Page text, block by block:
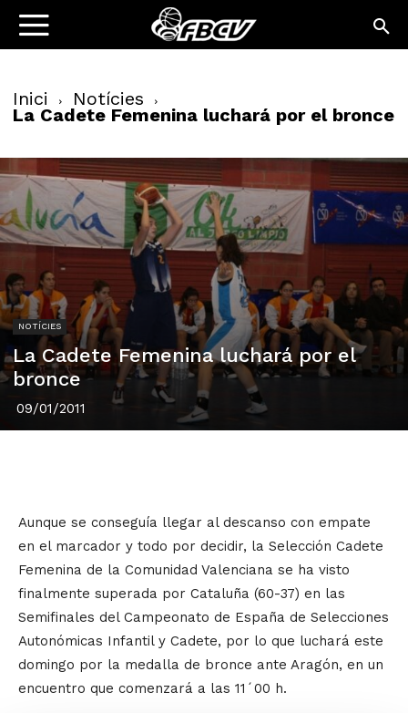
Inici Notícies
La Cadete Femenina luchará por el bronce
NOTÍCIES
La Cadete Femenina luchará por el
bronce
09/01/2011
Aunque se conseguía llegar al descanso con empate
en el marcador y todo por decidir, la Selección Cadete
Femenina de la Comunidad Valenciana se ha visto
finalmente superada por Cataluña (60-37) en las
Semifinales del Campeonato de España de Selecciones
Autonómicas Infantil y Cadete, por lo que luchará este
domingo por la medalla de bronce ante Aragón, en un
encuentro que comenzará a las 11´00 h.